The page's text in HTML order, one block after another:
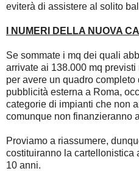
eviterà di assistere al solito
I NUMERI DELLA NUOVA
Se sommate i mq dei quali
arrivate ai 138.000 mq
per avere un quadro
pubblicità esterna a Roma,
categorie di impianti che non
comunque non finanzieranno
Proviamo a riassumere,
costituiranno la cartellonistica
10 anni.